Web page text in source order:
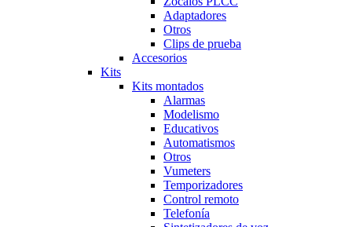
Adaptadores
Otros
Clips de prueba
Accesorios
Kits
Kits montados
Alarmas
Modelismo
Educativos
Automatismos
Otros
Vumeters
Temporizadores
Control remoto
Telefonía